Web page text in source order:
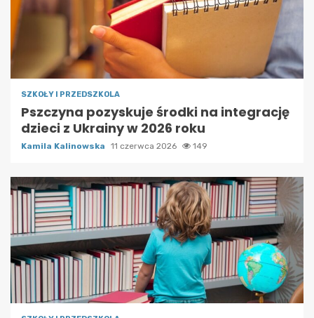
SZKOŁY I PRZEDSZKOLA
Pszczyna pozyskuje środki na integrację
dzieci z Ukrainy w 2026 roku
Kamila Kalinowska 11 czerwca 2026 149